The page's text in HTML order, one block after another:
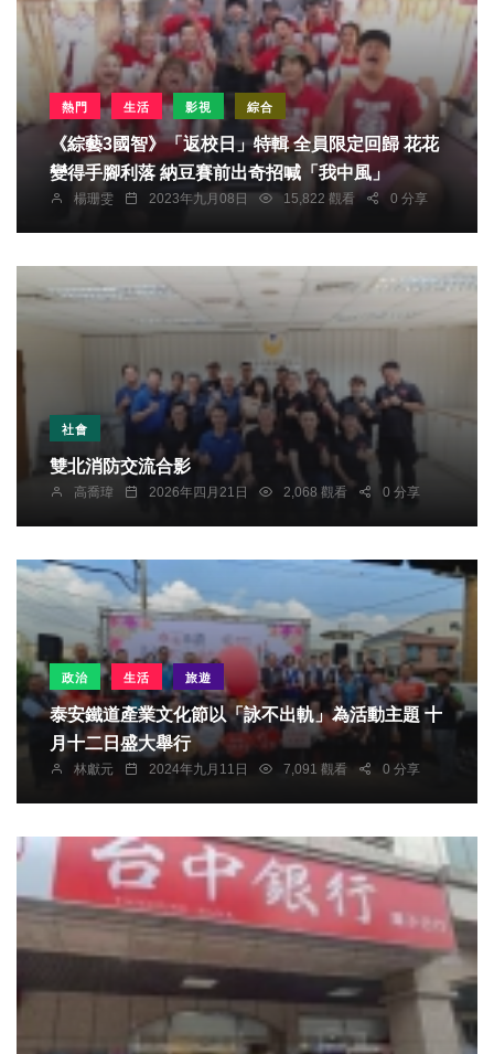
熱門 生活 影視 綜合
《綜藝3國智》「返校日」特輯 全員限定回歸 花花
變得手腳利落 納豆賽前出奇招喊「我中風」
楊珊雯 2023年九月08日 15,822 觀看 0 分享
社會
雙北消防交流合影
高喬瑋 2026年四月21日 2,068 觀看 0 分享
政治 生活 旅遊
泰安鐵道產業文化節以「詠不出軌」為活動主題 十
月十二日盛大舉行
林獻元 2024年九月11日 7,091 觀看 0 分享